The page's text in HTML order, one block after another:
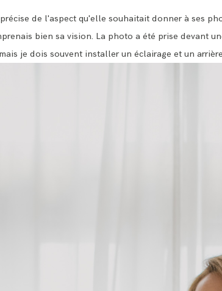
de l'aspect qu'elle souhaitait donner à ses
bien sa vision. La photo a été prise devant
je dois souvent installer un éclairage et un